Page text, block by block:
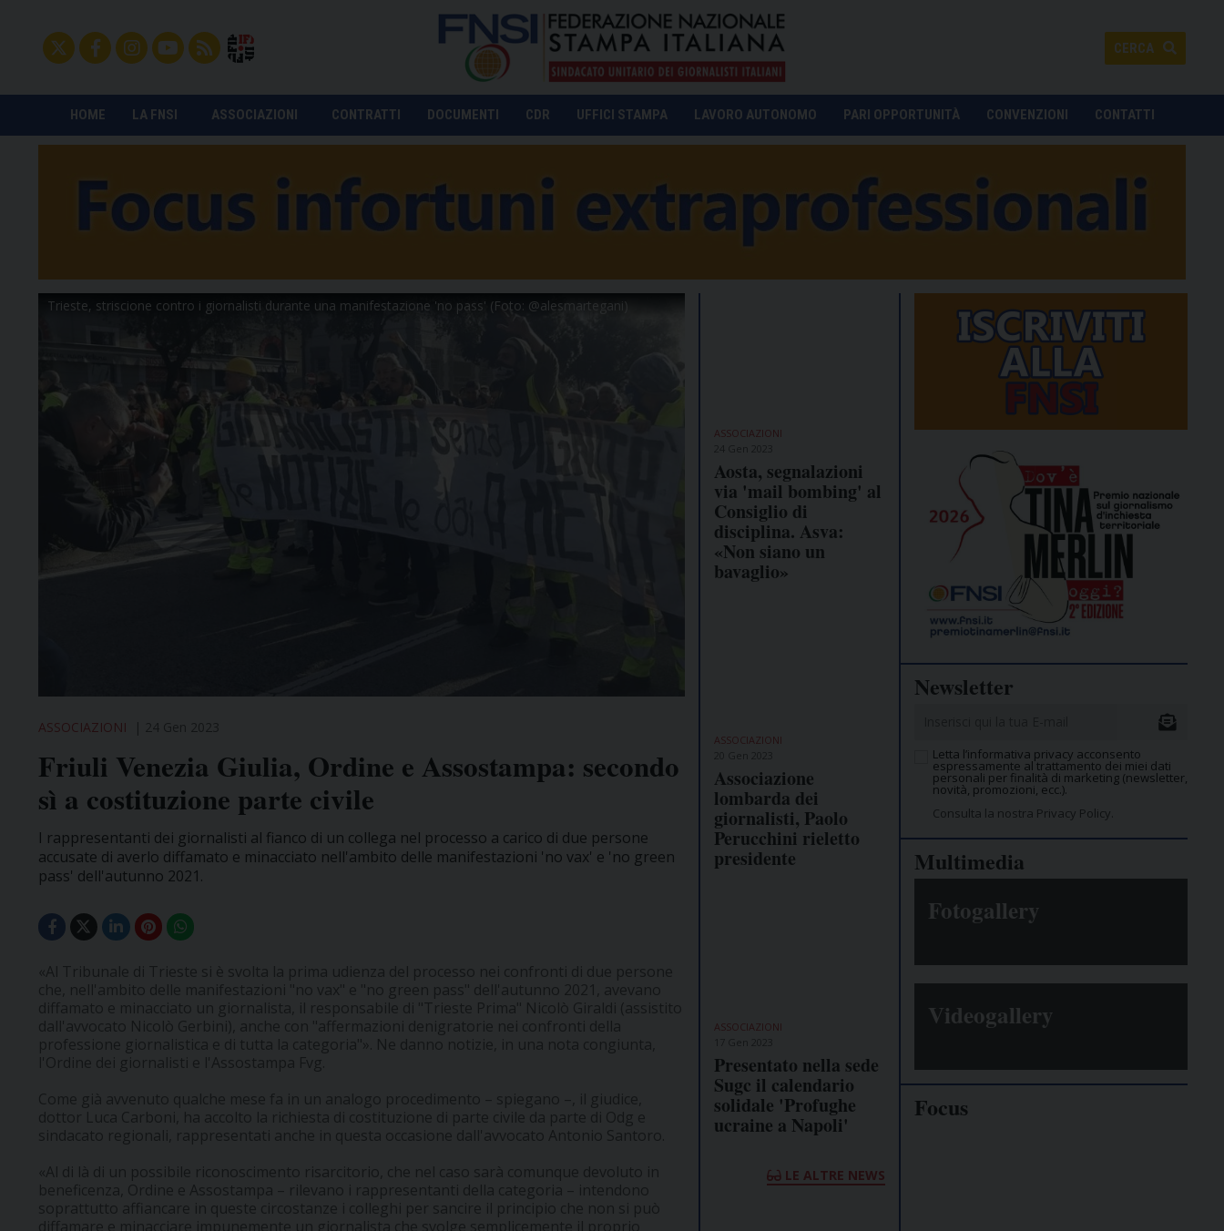
CERCA
HOME LA FNSI ASSOCIAZIONI CONTRATTI DOCUMENTI CDR UFFICI STAMPA LAVORO AUTONOMO PARI OPPORTUNITÀ CONVENZIONI CONTATTI
Trieste, striscione contro i giornalisti durante una manifestazione 'no pass' (Foto: @alesmartegani)
ASSOCIAZIONI
Friuli Venezia Giulia, Ordine e Assostampa: secondo
sì a costituzione parte civile
I rappresentanti dei giornalisti al fianco di un collega nel processo a carico di due persone
accusate di averlo diffamato e minacciato nell'ambito delle manifestazioni 'no vax' e 'no green
pass' dell'autunno 2021.
ASSOCIAZIONI
Aosta, segnalazioni
via 'mail bombing' al
Consiglio di
disciplina. Asva:
«Non siano un
bavaglio»
ASSOCIAZIONI
Associazione
lombarda dei
giornalisti, Paolo
Perucchini rieletto
presidente
ASSOCIAZIONI
Presentato nella sede
Sugc il calendario
solidale 'Profughe
ucraine a Napoli'
LE ALTRE NEWS
Newsletter
Letta l’informativa privacy acconsento
espressamente al trattamento dei miei dati
personali per finalità di marketing (newsletter,
novità, promozioni, ecc.).
Consulta la nostra Privacy Policy.
Multimedia
Fotogallery
Videogallery
Focus